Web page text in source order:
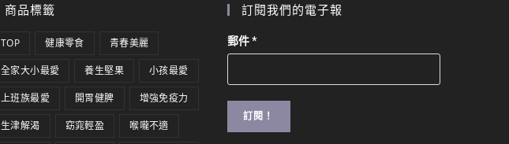
商品標籤
TOP 健康零食 青春美麗
全家大小最愛 養生堅果 小孩最愛
上班族最愛 開胃健脾 增強免疫力
生津解渴 窈窕輕盈 喉嚨不適
訂閱我們的電子報
郵件*